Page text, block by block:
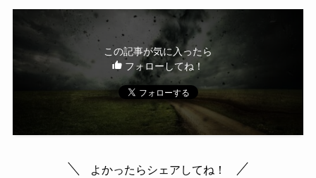
この記事が気に入ったら
フォローしてね！
よかったらシェアしてね！